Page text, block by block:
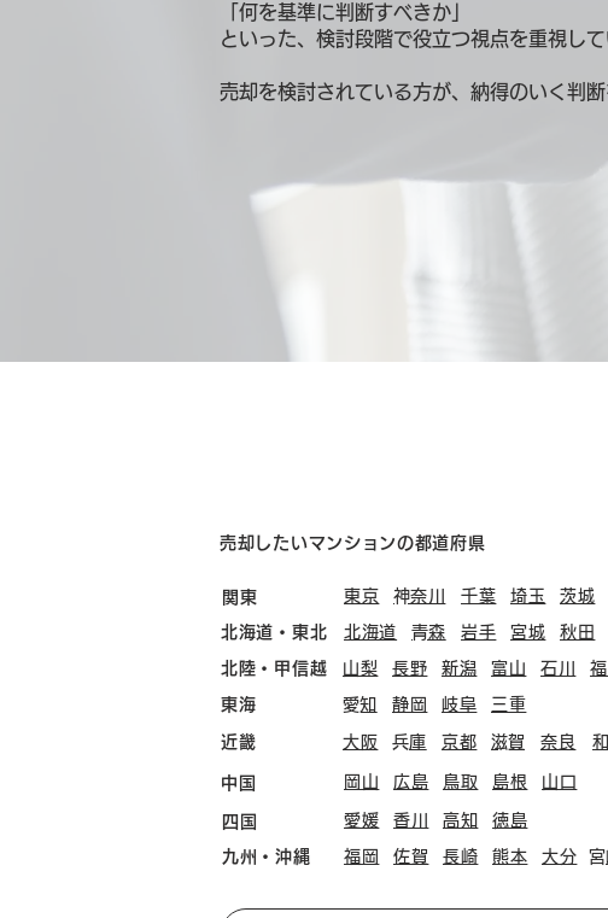
「何を基準に判断すべきか」
といった、検討段階で役立つ視点を重視して
売却を検討されている方が、納得のいく判
売却したいマンションの都道府県
関東
北海道・東北
北陸・甲信越
東海
東京 ​神奈川 千葉 埼玉 茨城
北海道 ​青森 岩手 宮城 秋田
山梨
​愛知
長野
静岡
新潟
岐阜
富山 石川
三重
近畿 大阪 ​兵庫 京都 ​滋賀 奈良
中国 岡山 広島 鳥取 島根 山口
四国
九州・沖縄
愛媛
福岡
香川
佐賀
高知
長崎
徳島
熊本 大分